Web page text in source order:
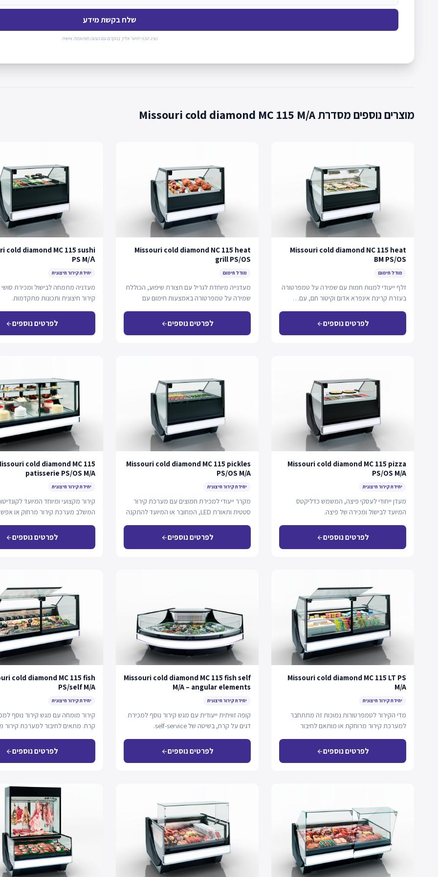
שלח בקשת מידע
נציג טכני יחזור אליך בהקדם עם הצעה מותאמת אישית
מוצרים נוספים מסדרת Missouri cold diamond MC 115 M/A
Missouri cold diamond NC 115 heat
BM PS/OS
מודל חימום
זלף ייעודי למנות חמות עם שמירה על טמפרטורה
בעזרת קרינת אינפרא אדום וקיטור חם, עם…
לפרטים נוספיםarrow_back
Missouri cold diamond NC 115 heat
grill PS/OS
מודל חימום
מעדנייה מיוחדת לגריל עם תצורת שיפוע, הכוללת
שמירה על טמפרטורה באמצעות חימום עם
לפרטים נוספיםarrow_back
cold diamond MC 115 sushi
PS M/А
יחידת קירור חיצונית
מעדניה מתמחה לבישול ומכירת
קירור חיצונית ותכונות מתקדמות.
לפרטים נוספיםarrow_back
Missouri cold diamond MC 115 pizza
PS/OS M/A
יחידת קירור חיצונית
מעדן ייחודי לעסקי פיצה, המשמש כדליקטס
המיועד לבישול ומכירה של פיצה.
לפרטים נוספיםarrow_back
Missouri cold diamond MC 115 pickles
PS/OS M/A
יחידת קירור חיצונית
מקרר ייעודי למכירת חמוצים עם מערכת קירור
סטטית ותאורת LED, המחובר או המיועד להתקנה
לפרטים נוספיםarrow_back
cold diamond MC 115
patisserie PS/OS M/A
יחידת קירור חיצונית
קירור מקצועי ומיוחד המיועד
המשלב מערכת קירור מרחוק או
לפרטים נוספיםarrow_back
Missouri cold diamond MC 115 LT PS
M/A
יחידת קירור חיצונית
מדי הקירור לטמפרטורות נמוכות זה מתתחבר
למערכת קירור מרוחקת או מותאם לחיבור
לפרטים נוספיםarrow_back
Missouri cold diamond MC 115 fish self
M/A – angular elements
יחידת קירור חיצונית
קופה זוויתית ייעודית עם מגש קירור נוסף למכירת
דגים על קרח, בשיטה של self-service.
לפרטים נוספיםarrow_back
cold diamond MC 115 fish
PS/self M/A
יחידת קירור חיצונית
קירור מומחה עם מגש קירור נוסף
קרח. מתאים לחיבור למערכת
לפרטים נוספיםarrow_back